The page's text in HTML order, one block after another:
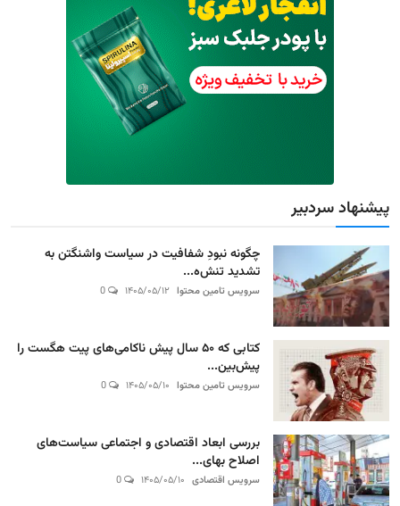
پیشنهاد سردبیر
چگونه نبودِ شفافیت در سیاست واشنگتن به
تشدید تنش‌ه...
سرویس تامین محتوا ۱۴۰۵/۰۵/۱۲
کتابی که ۵۰ سال پیش ناکامی‌های پیت هگست را
پیش‌بین...
سرویس تامین محتوا ۱۴۰۵/۰۵/۱۰
بررسی ابعاد اقتصادی و اجتماعی سیاست‌های
اصلاح بهای...
سرویس اقتصادی ۱۴۰۵/۰۵/۱۰